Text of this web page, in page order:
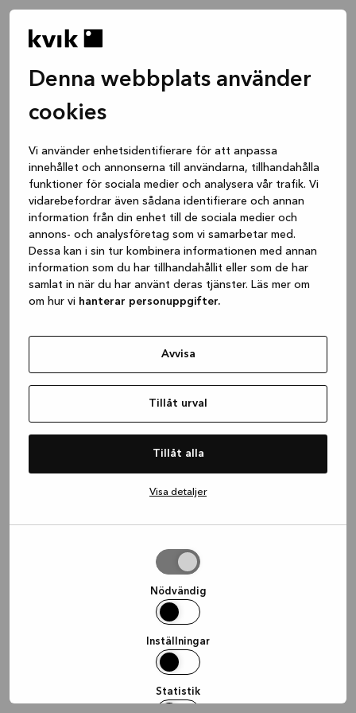
Denna webbplats använder
cookies
Vi använder enhetsidentifierare för att anpassa
innehållet och annonserna till användarna, tillhandahålla
funktioner för sociala medier och analysera vår trafik. Vi
vidarebefordrar även sådana identifierare och annan
information från din enhet till de sociala medier och
annons- och analysföretag som vi samarbetar med.
Dessa kan i sin tur kombinera informationen med annan
information som du har tillhandahållit eller som de har
samlat in när du har använt deras tjänster. Läs mer om
om hur vi hanterar personuppgifter.
Avvisa
Tillåt urval
Tillåt alla
Visa detaljer
Nödvändig
Inställningar
Statistik
(see the browser console for more
information).